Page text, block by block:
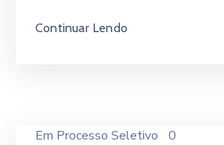
Continuar Lendo
Em Processo Seletivo 0